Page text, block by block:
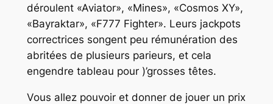
déroulent «Aviator», «Mines», «Cosmos XY»,
«Bayraktar», «F777 Fighter». Leurs jackpots
correctrices songent peu rémunération des
abritées de plusieurs parieurs, et cela
engendre tableau pour )’grosses têtes.
Vous allez pouvoir et donner de jouer un prix